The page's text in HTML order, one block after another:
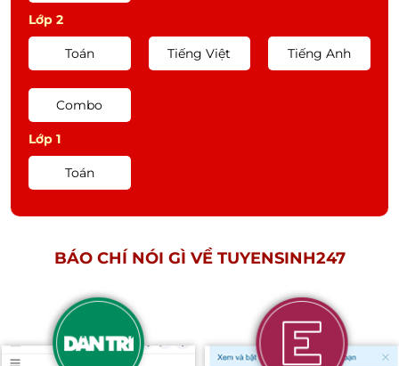
Trần Ngọc Phong
Địa lí) | GV: Vũ Hải Nam
30:32:
triển kinh tế | GDKTPL 12 | GV:
Đoàn Thị Vành Khuyên
Lớp 2
Toán Tiếng Việt Tiếng Anh
Combo
Lớp 1
Toán
BÁO CHÍ NÓI GÌ VỀ TUYENSINH247